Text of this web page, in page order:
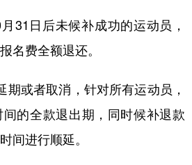
日后未候补成功的运动员，
名费全额退还。
或者取消，针对所有运动员，
的全款退出期，同时候补退款
间进行顺延。